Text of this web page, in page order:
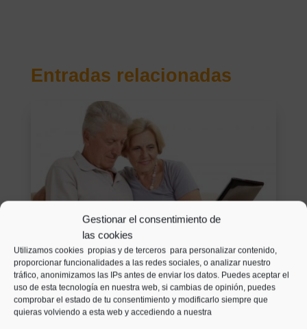
Gestionar el consentimiento de
las cookies
Utilizamos cookies propias y de terceros para personalizar contenido,
proporcionar funcionalidades a las redes sociales, o analizar nuestro
tráfico, anonimizamos las IPs antes de enviar los datos. Puedes aceptar el
uso de esta tecnología en nuestra web, si cambias de opinión, puedes
comprobar el estado de tu consentimiento y modificarlo siempre que
quieras volviendo a esta web y accediendo a nuestra
Entradas relacionadas
Calcular la pensión de
jubilación tú mismo gratis ya